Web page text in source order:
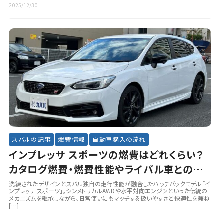
2025/12/30
スバルの記事 燃費情報 自動車購入の流れ
インプレッサ スポーツの燃費はどれくらい？
カタログ燃費・燃費性能やライバル車との比
較を紹介
洗練されたデザインとスバル独自の走行性能が融合したハッチバックモデル「イ
ンプレッサ スポーツ」。シンメトリカルAWDや水平対向エンジンといった伝統の
メカニズムを継承しながら、日常使いにもマッチする扱いやすさと快適性を兼ね
[…]